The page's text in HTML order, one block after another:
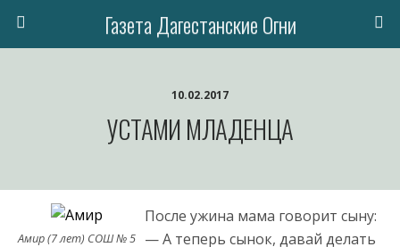
Газета Дагестанские Огни
10.02.2017
УСТАМИ МЛАДЕНЦА
Амир (7 лет) СОШ № 5
После ужина мама говорит сыну:
— А теперь сынок, давай делать